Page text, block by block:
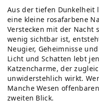
Aus der tiefen Dunkelheit
eine kleine rosafarbene
Verstecken mit der Nacht
wenig sichtbar ist,
Neugier, Geheimnisse
Licht und Schatten lebt
Katzencharme, der
unwiderstehlich wirkt.
Manche Wesen
zweiten Blick.